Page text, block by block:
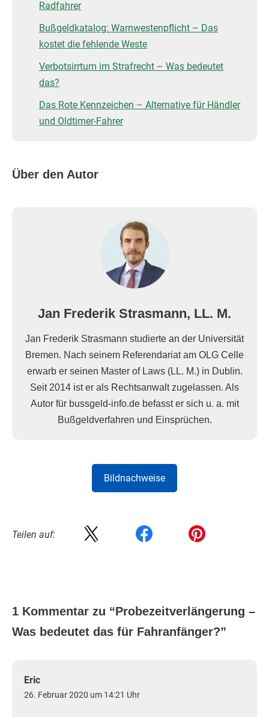
Radfahrer
Bußgeldkatalog: Warnwestenpflicht – Das
kostet die fehlende Weste
Verbotsirrtum im Strafrecht – Was bedeutet
das?
Das Rote Kennzeichen – Alternative für Händler
und Oldtimer-Fahrer
Über den Autor
Jan Frederik Strasmann, LL. M.
Jan Frederik Strasmann studierte an der Universität
Bremen. Nach seinem Referendariat am OLG Celle
erwarb er seinen Master of Laws (LL. M.) in Dublin.
Seit 2014 ist er als Rechtsanwalt zugelassen. Als
Autor für bussgeld-info.de befasst er sich u. a. mit
Bußgeldverfahren und Einsprüchen.
Bildnachweise
Teilen auf:
1 Kommentar zu “Probezeitverlängerung –
Was bedeutet das für Fahranfänger?”
Eric
26. Februar 2020 um 14:21 Uhr